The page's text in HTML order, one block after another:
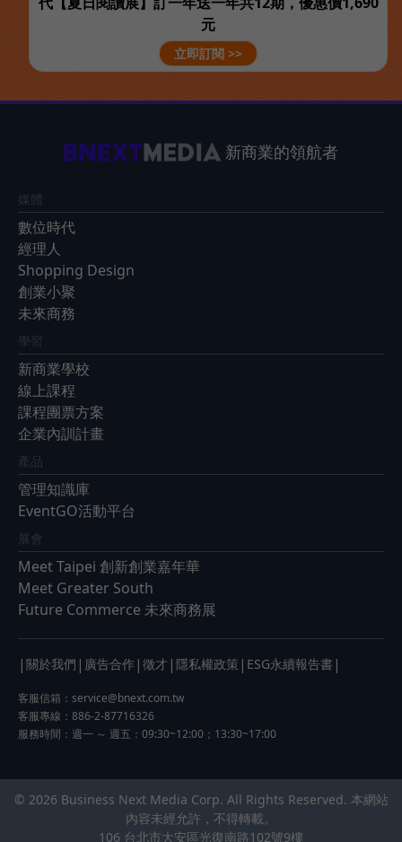
元
立即訂閱 >>
新商業的領航者
媒體
數位時代
經理人
Shopping Design
創業小聚
未來商務
學習
新商業學校
線上課程
課程團票方案
企業內訓計畫
產品
管理知識庫
EventGO活動平台
展會
Meet Taipei 創新創業嘉年華
Meet Greater South
Future Commerce 未來商務展
| 關於我們 | 廣告合作 | 徵才 | 隱私權政策 | ESG永續報告書 |
客服信箱： service@bnext.com.tw
客服專線：886-2-87716326
服務時間：週一 ～ 週五：09:30~12:00；13:30~17:00
© 2026 Business Next Media Corp. All Rights Reserved. 本網站
內容未經允許，不得轉載。
106 台北市大安區光復南路102號9樓